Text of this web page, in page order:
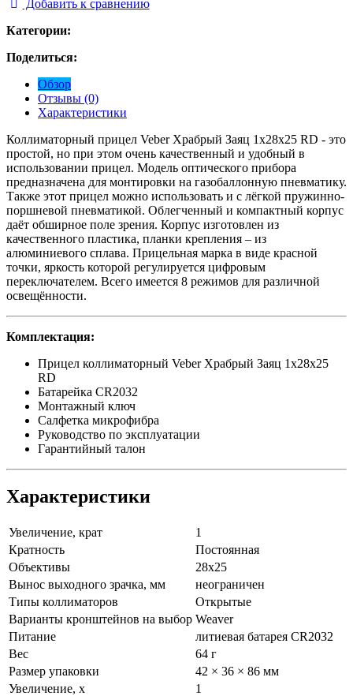
Добавить к сравнению
Категории:
Поделиться:
Обзор
Отзывы (0)
Характеристики
Коллиматорный прицел Veber Храбрый Заяц 1x28x25 RD - это
простой, но при этом очень качественный и удобный в
использовании прицел. Модель оптического прибора
предназначена для монтировки на газобаллонную пневматику.
Также этот прицел можно использовать и с лёгкой пружинно-
поршневой пневматикой. Облегченный и компактный корпус
даёт обширное поле зрения. Корпус изготовлен из
качественного пластика, планки крепления – из
алюминиевого сплава. Прицельная марка в виде красной
точки, яркость которой регулируется цифровым
переключателем. Всего имеется 8 режимов для различной
освещённости.
Комплектация:
Прицел коллиматорный Veber Храбрый Заяц 1x28x25
RD
Батарейка CR2032
Монтажный ключ
Салфетка микрофибра
Руководство по эксплуатации
Гарантийный талон
Характеристики
Увеличение, крат
1
Кратность
Постоянная
Объективы
28x25
Вынос выходного зрачка, мм
неограничен
Типы коллиматоров
Открытые
Варианты кронштейнов на выбор Weaver
Питание
литиевая батарея CR2032
Вес
64 г
Размер упаковки
42 × 36 × 86 мм
Увеличение, x
1